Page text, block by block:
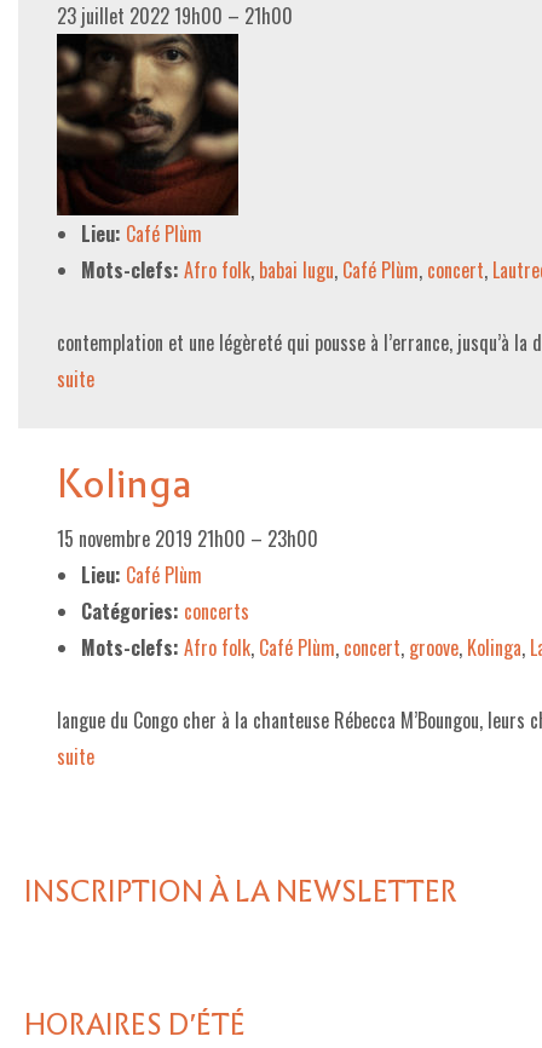
COMMANDER UN LIVRE
LES EXPOSITIONS
INFOS & ACCESSIBILITÉ
23 juillet 2022 19h00 – 21h00
Lieu: Café Plùm
Mots-clefs: Afro folk, babai lugu, Café Plùm, concert,
contemplation et une légèreté qui pousse à l’errance, jusqu’à
suite­­
Kolinga
15 novembre 2019 21h00 – 23h00
Lieu: Café Plùm
Catégories: concerts
Mots-clefs: Afro folk, Café Plùm, concert, groove, Kolinga,
langue du Congo cher à la chanteuse Rébecca M’Boungou,
suite­­
INSCRIPTION À LA NEWSLETTER
HORAIRES D'ÉTÉ